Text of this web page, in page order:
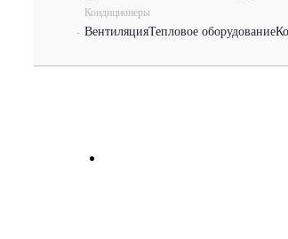
-
Кондиционеры
ВентиляцияТепловое оборудование